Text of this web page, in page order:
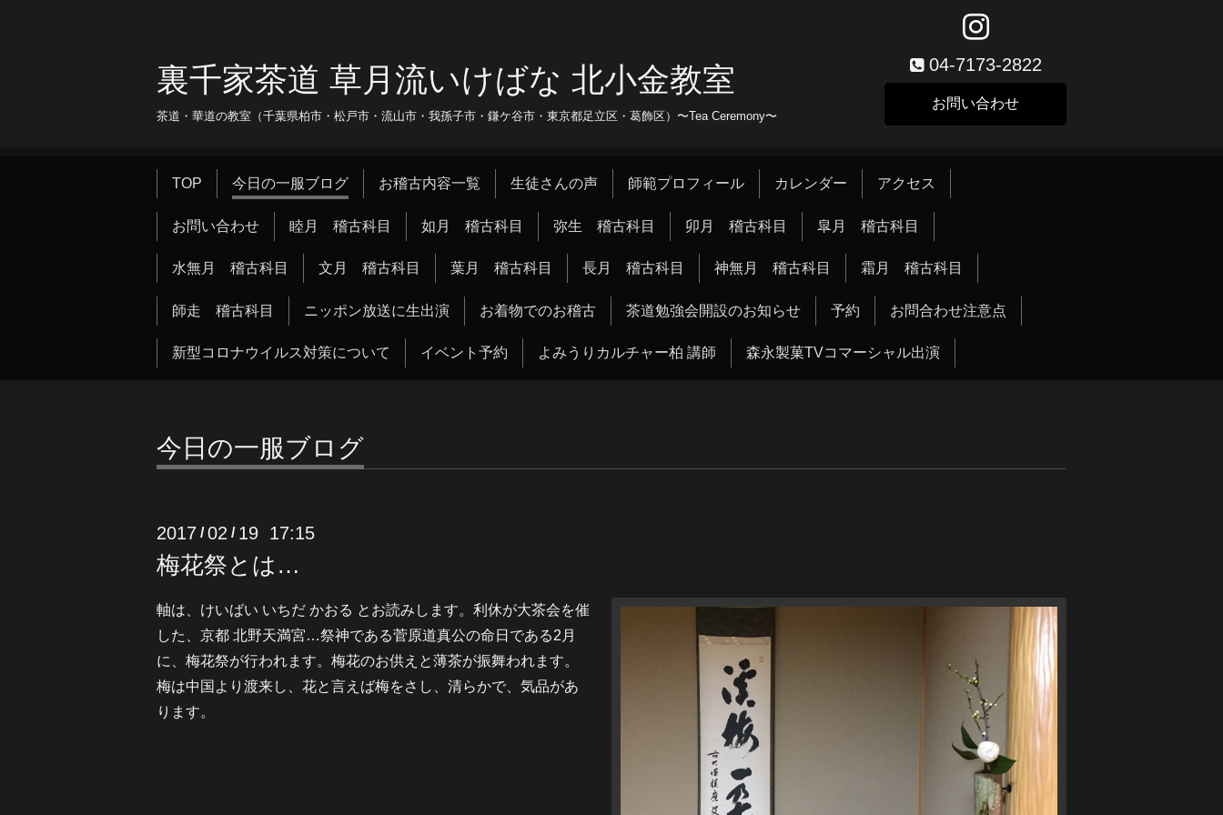
裏千家茶道 草月流いけばな 北小金教室
茶道・華道の教室（千葉県柏市・松戸市・流山市・我孫子市・鎌ケ谷市・東京都足立区・葛飾区）〜Tea Ceremony〜
04-7173-2822
お問い合わせ
TOP 今日の一服ブログ お稽古内容一覧 生徒さんの声 師範プロフィール カレンダー アクセス
お問い合わせ 睦月 稽古科目 如月 稽古科目 弥生 稽古科目 卯月 稽古科目 皐月 稽古科目
水無月 稽古科目 文月 稽古科目 葉月 稽古科目 長月 稽古科目 神無月 稽古科目 霜月 稽古科目
師走 稽古科目 ニッポン放送に生出演 お着物でのお稽古 茶道勉強会開設のお知らせ 予約 お問合わせ注意点
新型コロナウイルス対策について イベント予約 よみうりカルチャー柏 講師 森永製菓TVコマーシャル出演
今日の一服ブログ
2017 /02 / 19 17:15
梅花祭とは…
軸は、けいばい いちだ かおる とお読みします。利休が大茶会を催
した、京都 北野天満宮…祭神である菅原道真公の命日である2月
に、梅花祭が行われます。梅花のお供えと薄茶が振舞われます。
梅は中国より渡来し、花と言えば梅をさし、清らかで、気品があ
ります。